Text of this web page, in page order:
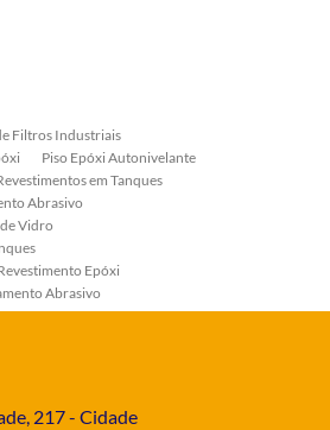
Filtros Industriais
Piso Epóxi Autonivelante
em Tanques
Abrasivo
Vidro
Epóxi
Abrasivo
217 - Cidade